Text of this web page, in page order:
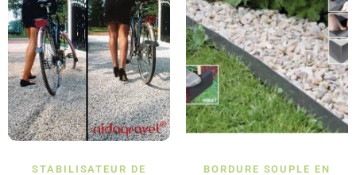
STABILISATEUR DE BORDURE SOUPLE EN